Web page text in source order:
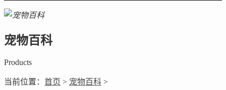
宠物百科
Products
当前位置： 首页 > 宠物百科 >